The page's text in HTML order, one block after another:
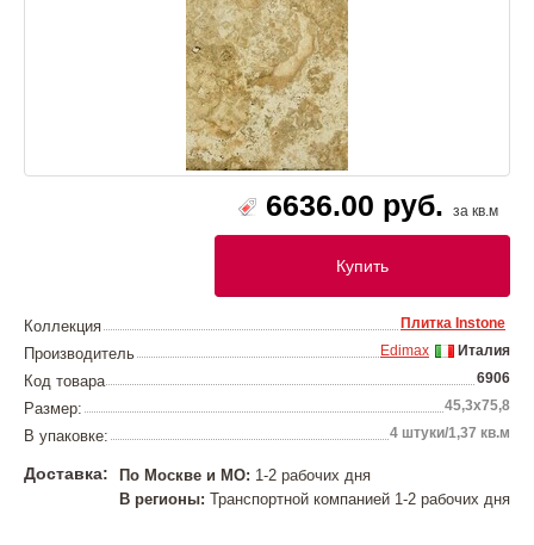
6636.00 руб. за кв.м
Купить
Коллекция Плитка Instone
Производитель Италия
Edimax
Код товара 6906
Размер: 45,3x75,8
В упаковке: 4 штуки/1,37 кв.м
Доставка: По Москве и МО: 1-2 рабочих дня
В регионы: Транспортной компанией 1-2 рабочих дня